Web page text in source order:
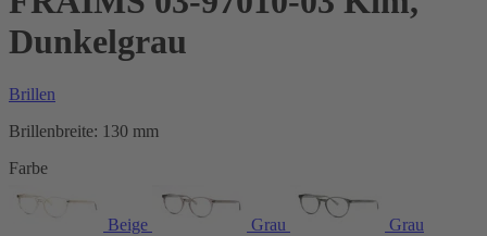
Dunkelgrau
Brillen
Brillenbreite: 130 mm
Farbe
Beige Grau Grau